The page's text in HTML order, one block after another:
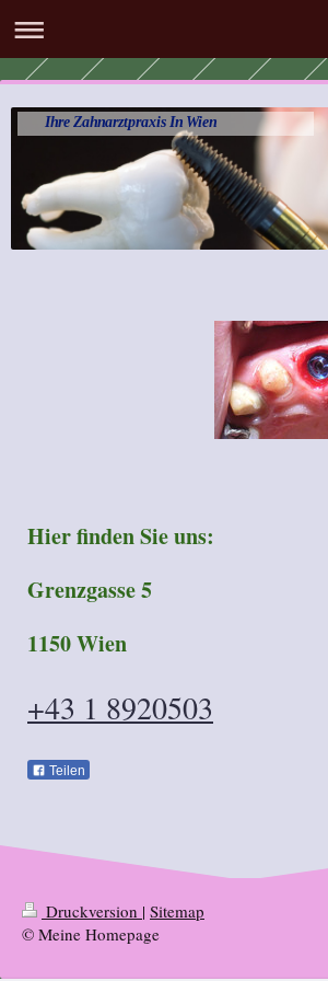
Ihre Zahnarztpraxis In Wien
Hier finden Sie uns:
Grenzgasse 5
1150 Wien
+43 1 8920503
Teilen
Druckversion | Sitemap
© Meine Homepage